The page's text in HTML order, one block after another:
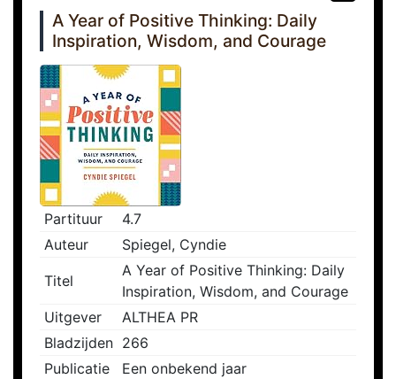
A Year of Positive Thinking: Daily
Inspiration, Wisdom, and Courage
Partituur
4.7
Auteur
Spiegel, Cyndie
Titel
A Year of Positive Thinking: Daily
Inspiration, Wisdom, and Courage
Uitgever
ALTHEA PR
Bladzijden 266
Publicatie
Een onbekend jaar